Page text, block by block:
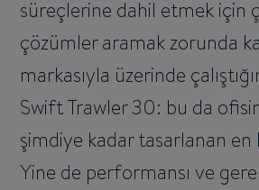
süreçlerine dahil etmek için
çözümler aramak zorunda
markasıyla üzerinde
Swift Trawler 30: bu da
şimdiye kadar tasarlanan
Yine de performansı ve